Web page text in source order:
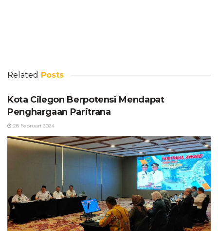
Related Posts
Kota Cilegon Berpotensi Mendapat
Penghargaan Paritrana
28 Februari 2024